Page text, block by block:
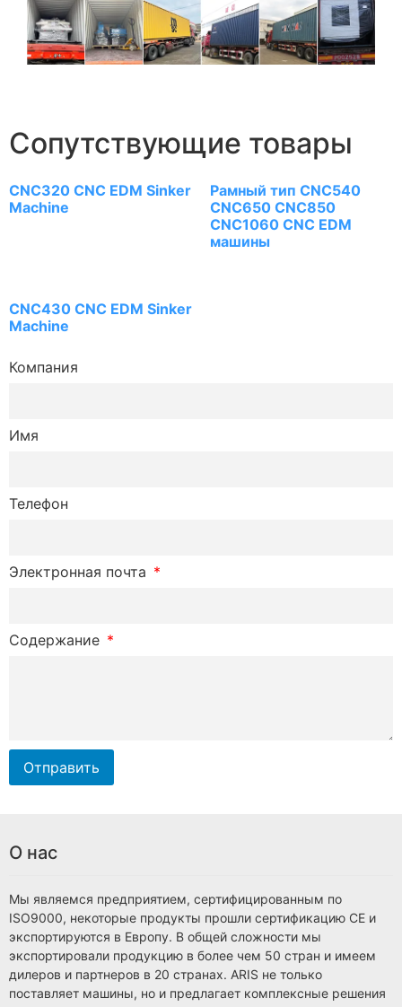
Сопутствующие товары
CNC320 CNC EDM Sinker
Machine
Рамный тип CNC540
CNC650 CNC850
CNC1060 CNC EDM
машины
CNC430 CNC EDM Sinker
Machine
Компания
Имя
Телефон
Электронная почта
Содержание
Отправить
О нас
Мы являемся предприятием, сертифицированным по
ISO9000, некоторые продукты прошли сертификацию CE и
экспортируются в Европу. В общей сложности мы
экспортировали продукцию в более чем 50 стран и имеем
дилеров и партнеров в 20 странах. ARIS не только
поставляет машины, но и предлагает комплексные решения